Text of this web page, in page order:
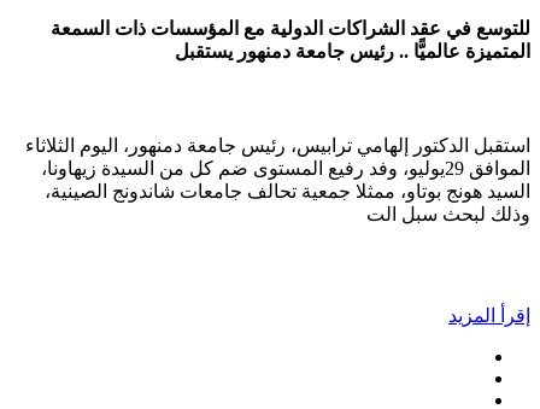
للتوسع في عقد الشراكات الدولية مع المؤسسات ذات السمعة
المتميزة عالميًّا .. رئيس جامعة دمنهور يستقبل
استقبل الدكتور إلهامي ترابيس، رئيس جامعة دمنهور، اليوم الثلاثاء
الموافق 29يوليو، وفد رفيع المستوى ضم كل من السيدة زيهاونا،
السيد هونج بوتاو، ممثلا جمعية تحالف جامعات شاندونج الصينية،
وذلك لبحث سبل الت
إقرأ المزيد